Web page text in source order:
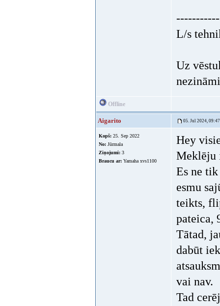
L/s
Uz
Offline
Aigarito 05. Jul 2024, 09:47
Kopš: 25. Sep 2022
No: Jūrmala
Ziņojumi: 3
Braucu ar: Yamaha xvs1100
Hey
Meklēju
Es ne
esmu
teikts,
pateica,
Tātad,
dabūt
vai nav.
Tad